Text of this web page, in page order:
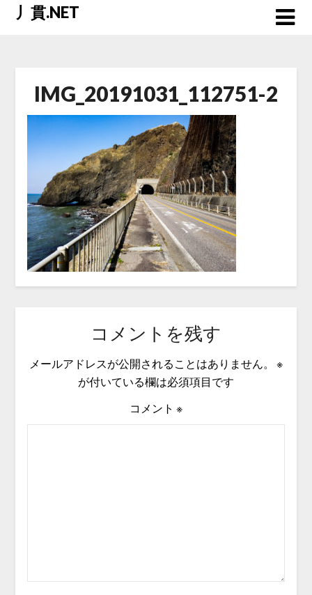
Skip丿貫.NET
IMG_20191031_112751-2
コメントを残す
メールアドレスが公開されることはありません。
※
が付いている欄は必須項目です
コメント ※